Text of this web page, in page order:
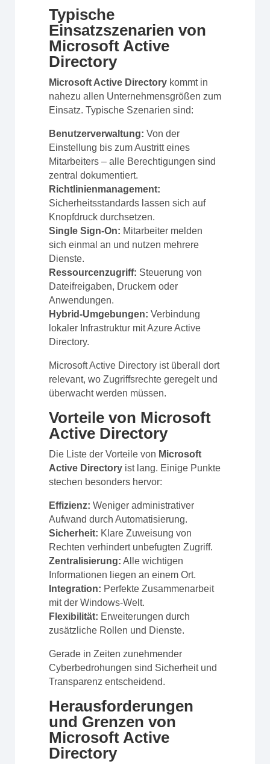
Typische
Einsatzszenarien von
Microsoft Active
Directory
Microsoft Active Directorykommt in
nahezu allen Unternehmensgrößen zum
Einsatz. Typische Szenarien sind:
Benutzerverwaltung: Von der
Einstellung bis zum Austritt eines
Mitarbeiters – alle Berechtigungen sind
zentral dokumentiert.
Richtlinienmanagement:
Sicherheitsstandards lassen sich auf
Knopfdruck durchsetzen.
Single Sign-On: Mitarbeiter melden
sich einmal an und nutzen mehrere
Dienste.
Ressourcenzugriff: Steuerung von
Dateifreigaben, Druckern oder
Anwendungen.
Hybrid-Umgebungen: Verbindung
lokaler Infrastruktur mit Azure Active
Directory.
Microsoft Active Directory ist überall dort
relevant, wo Zugriffsrechte geregelt und
überwacht werden müssen.
Vorteile von Microsoft
Active Directory
Die Liste der Vorteile von Microsoft
Active Directoryist lang. Einige Punkte
stechen besonders hervor:
Effizienz: Weniger administrativer
Aufwand durch Automatisierung.
Sicherheit: Klare Zuweisung von
Rechten verhindert unbefugten Zugriff.
Zentralisierung: Alle wichtigen
Informationen liegen an einem Ort.
Integration: Perfekte Zusammenarbeit
mit der Windows-Welt.
Flexibilität: Erweiterungen durch
zusätzliche Rollen und Dienste.
Gerade in Zeiten zunehmender
Cyberbedrohungen sind Sicherheit und
Transparenz entscheidend.
Herausforderungen
und Grenzen von
Microsoft Active
Directory